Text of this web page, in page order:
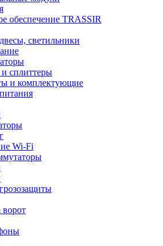
обеспечение TRASSIR
светильники
сплиттеры
и комплектующие
Wi-Fi
ворот